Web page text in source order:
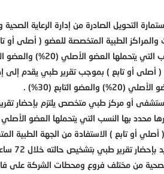
التحويل الصادرة من إدارة الرعاية
الطبية المتخصصة للعضو ( أصلى أو
الأصلي (20%) والعضو التابع (30%) .
أو تابع ) بموجب تقرير طبي يقدم إلى
التابع (30%) .
أو مركز طبي متخصص يلتزم بإحضار تقرير
التي يتحملها العضو الأصلي (20%) والعضو التابع
أو تابع ) الاستفادة من الجهة الطبية
تقرير طبي بتشخيص حالته خلال 72 ساعة .